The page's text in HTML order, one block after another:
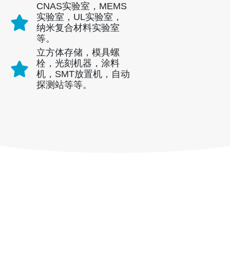
CNAS实验室，MEMS
实验室，UL实验室，
纳米复合材料实验室
等。
立方体存储，模具螺
栓，光刻机器，涂料
机，SMT放置机，自动
探测站等等。
联系我们
：郑州国家高科技区Jinsuo Road No.299
0086-371-67169097
电子邮件 ：cece@winsensor.com
WhatsApp： +8618595618735